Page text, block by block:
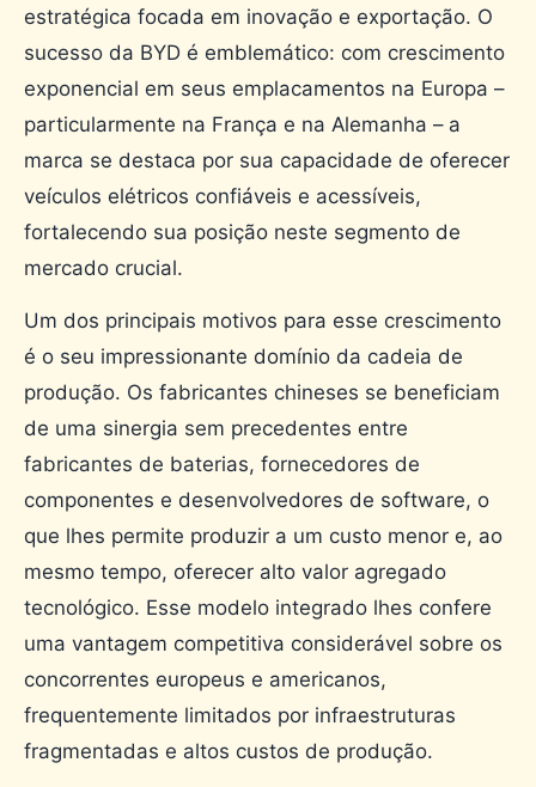
estratégica focada em inovação e exportação. O
sucesso da BYD é emblemático: com crescimento
exponencial em seus emplacamentos na Europa –
particularmente na França e na Alemanha – a
marca se destaca por sua capacidade de oferecer
veículos elétricos confiáveis ​​e acessíveis,
fortalecendo sua posição neste segmento de
mercado crucial.
Um dos principais motivos para esse crescimento
é o seu impressionante domínio da cadeia de
produção. Os fabricantes chineses se beneficiam
de uma sinergia sem precedentes entre
fabricantes de baterias, fornecedores de
componentes e desenvolvedores de software, o
que lhes permite produzir a um custo menor e, ao
mesmo tempo, oferecer alto valor agregado
tecnológico. Esse modelo integrado lhes confere
uma vantagem competitiva considerável sobre os
concorrentes europeus e americanos,
frequentemente limitados por infraestruturas
fragmentadas e altos custos de produção.